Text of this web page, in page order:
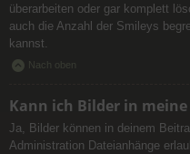
überarbeiten oder gar komplett
auch die Anzahl der Smileys
kannst.
Nach oben
Kann ich Bilder in
Ja, Bilder können in deinem
Administration Dateianhänge